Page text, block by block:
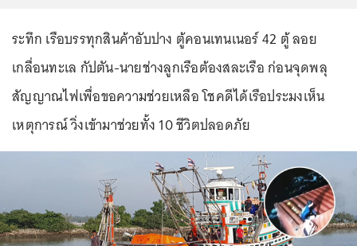
ระทึก เรือบรรทุกสินค้าอับปาง ตู้คอนเทนเนอร์ 42 ตู้ ลอย
เกลื่อนทะเล กัปตัน-นายช่างลูกเรือต้องสละเรือ ก่อนจุดพลุ
สัญญาณไฟเพื่อขอความช่วยเหลือ โชคดีได้เรือประมงเห็น
เหตุการณ์ วิ่งเข้ามาช่วยทั้ง 10 ชีวิตปลอดภัย